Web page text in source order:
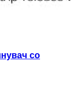
со